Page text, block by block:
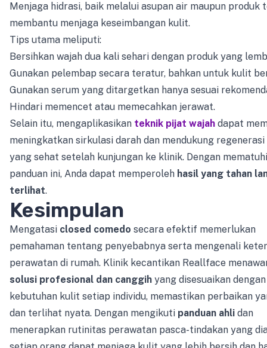
Menjaga hidrasi, baik melalui asupan air maupun produk
membantu menjaga keseimbangan kulit.
Tips utama meliputi:
Bersihkan wajah dua kali sehari dengan produk yang
Gunakan pelembap secara teratur, bahkan untuk kulit
Gunakan serum yang ditargetkan hanya sesuai
Hindari memencet atau memecahkan jerawat.
Selain itu, mengaplikasikan teknik pijat wajah dapat
meningkatkan sirkulasi darah dan mendukung
yang sehat setelah kunjungan ke klinik. Dengan mematuhi
panduan ini, Anda dapat memperoleh hasil yang tahan
terlihat.
Kesimpulan
Mengatasi closed comedo secara efektif memerlukan
pemahaman tentang penyebabnya serta mengenali
perawatan di rumah. Klinik kecantikan Reallface
solusi profesional dan canggih yang disesuaikan dengan
kebutuhan kulit setiap individu, memastikan perbaikan
dan terlihat nyata. Dengan mengikuti panduan ahli dan
menerapkan rutinitas perawatan pasca-tindakan yang